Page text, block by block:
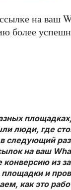
на ваш
более
люди, где
следующий
на ваш
из
и
как это